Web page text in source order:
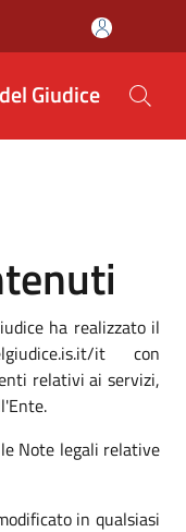
Giudice
ha realizzato il
it con
relativi ai servizi,
Note legali relative
in qualsiasi